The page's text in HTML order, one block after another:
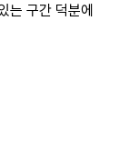
는 구간 덕분에